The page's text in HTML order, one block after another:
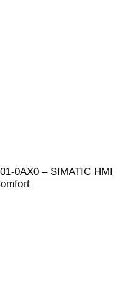
0AX0 – SIMATIC HMI